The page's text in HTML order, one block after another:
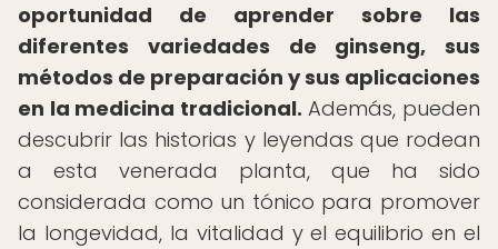
oportunidad de aprender sobre las
diferentes variedades de ginseng, sus
métodos de preparación y sus aplicaciones
en la medicina tradicional. Además, pueden
descubrir las historias y leyendas que rodean
a esta venerada planta, que ha sido
considerada como un tónico para promover
la longevidad, la vitalidad y el equilibrio en el